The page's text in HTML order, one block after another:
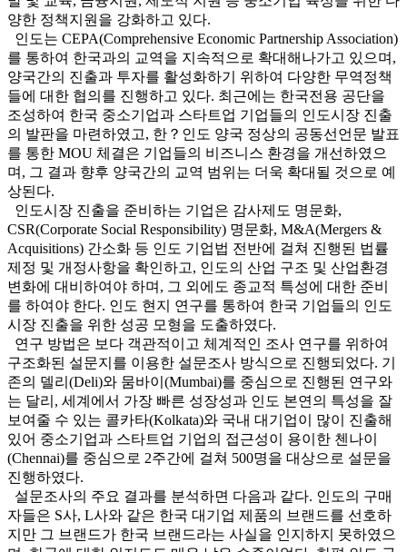
양한 정책지원을 강화하고 있다.
인도는 CEPA(Comprehensive Economic Partnership Association)
를 통하여 한국과의 교역을 지속적으로 확대해나가고 있으며,
양국간의 진출과 투자를 활성화하기 위하여 다양한 무역정책
들에 대한 협의를 진행하고 있다. 최근에는 한국전용 공단을
조성하여 한국 중소기업과 스타트업 기업들의 인도시장 진출
의 발판을 마련하였고, 한？인도 양국 정상의 공동선언문 발표
를 통한 MOU 체결은 기업들의 비즈니스 환경을 개선하였으
며, 그 결과 향후 양국간의 교역 범위는 더욱 확대될 것으로 예
상된다.
인도시장 진출을 준비하는 기업은 감사제도 명문화,
CSR(Corporate Social Responsibility) 명문화, M&A(Mergers &
Acquisitions) 간소화 등 인도 기업법 전반에 걸쳐 진행된 법률
제정 및 개정사항을 확인하고, 인도의 산업 구조 및 산업환경
변화에 대비하여야 하며, 그 외에도 종교적 특성에 대한 준비
를 하여야 한다. 인도 현지 연구를 통하여 한국 기업들의 인도
시장 진출을 위한 성공 모형을 도출하였다.
연구 방법은 보다 객관적이고 체계적인 조사 연구를 위하여
구조화된 설문지를 이용한 설문조사 방식으로 진행되었다. 기
존의 델리(Deli)와 뭄바이(Mumbai)를 중심으로 진행된 연구와
는 달리, 세계에서 가장 빠른 성장성과 인도 본연의 특성을 잘
보여줄 수 있는 콜카타(Kolkata)와 국내 대기업이 많이 진출해
있어 중소기업과 스타트업 기업의 접근성이 용이한 첸나이
(Chennai)를 중심으로 2주간에 걸쳐 500명을 대상으로 설문을
진행하였다.
설문조사의 주요 결과를 분석하면 다음과 같다. 인도의 구매
자들은 S사, L사와 같은 한국 대기업 제품의 브랜드를 선호하
지만 그 브랜드가 한국 브랜드라는 사실을 인지하지 못하였으